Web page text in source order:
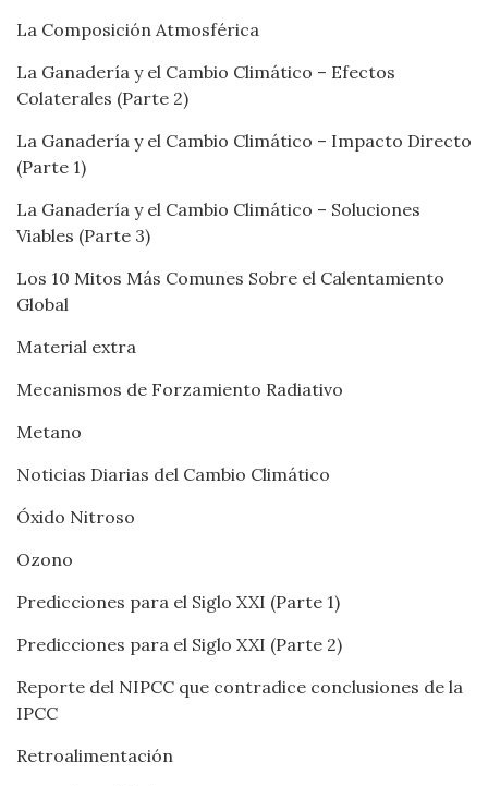
La Composición Atmosférica
La Ganadería y el Cambio Climático – Efectos
Colaterales (Parte 2)
La Ganadería y el Cambio Climático – Impacto Directo
(Parte 1)
La Ganadería y el Cambio Climático – Soluciones
Viables (Parte 3)
Los 10 Mitos Más Comunes Sobre el Calentamiento
Global
Material extra
Mecanismos de Forzamiento Radiativo
Metano
Noticias Diarias del Cambio Climático
Óxido Nitroso
Ozono
Predicciones para el Siglo XXI (Parte 1)
Predicciones para el Siglo XXI (Parte 2)
Reporte del NIPCC que contradice conclusiones de la
IPCC
Retroalimentación